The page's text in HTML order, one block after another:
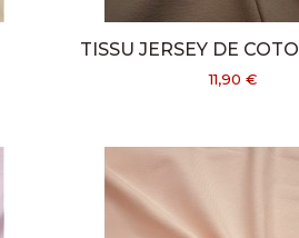
TISSU JERSEY DE
11,90 €